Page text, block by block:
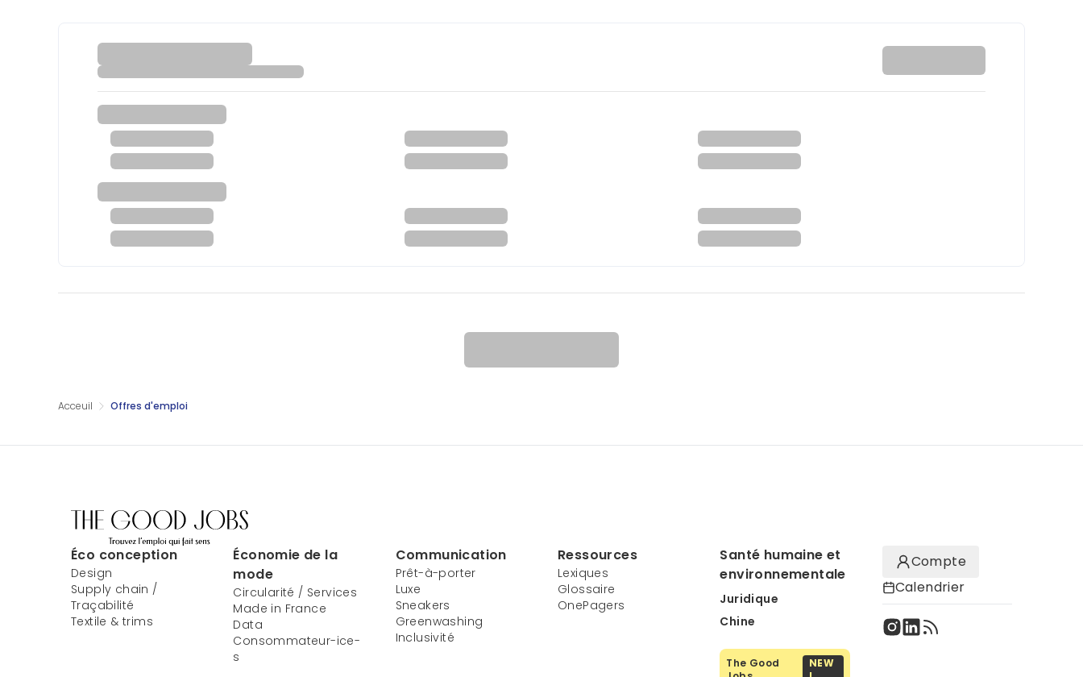
Acceuil Offres d'emploi
Éco conception
Design
Supply chain /
Traçabilité
Textile & trims
Économie de la
mode
Circularité / Services
Made in France
Data
Consommateur-ice-
s
Communication
Prêt-à-porter
Luxe
Sneakers
Greenwashing
Inclusivité
Ressources
Lexiques
Glossaire
OnePagers
Santé humaine et
environnementale
Juridique
Chine
The Good
NEW
Compte
Calendrier